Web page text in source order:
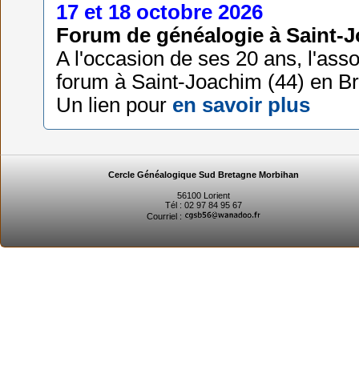
17 et 18 octobre 2026
Forum de généalogie à Saint-
A l'occasion de ses 20 ans,
forum à Saint-Joachim (44) en
Un lien pour en savoir plus
Cercle Généalogique Sud Bretagne Morbihan
56100 Lorient
Tél : 02 97 84 95 67
Courriel :